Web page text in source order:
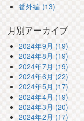
番外編 (13)
月別アーカイブ
2024年9月 (19)
2024年8月 (19)
2024年7月 (19)
2024年6月 (22)
2024年5月 (17)
2024年4月 (19)
2024年3月 (20)
2024年2月 (17)